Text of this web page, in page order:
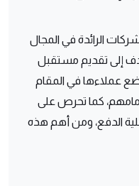
الرائدة في المجال
ال 60 عام، تهدف إلى تقديم مستقبل
عملاءها في المقام
كما تحرص على
الدفع، ومن أهم هذه